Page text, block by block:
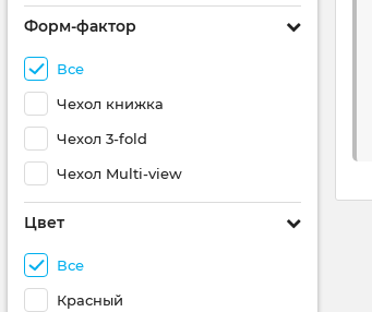
Форм-фактор
Все
Чехол книжка
Чехол 3-fold
Чехол Multi-view
Цвет
Все
Красный